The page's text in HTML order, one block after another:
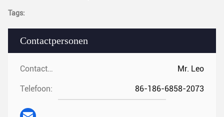
Contactpersonen
Contactpersonen: Mr. Leo
Telefoon: 86-186-6858-2073
Tags: